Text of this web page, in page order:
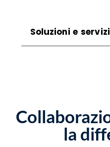
Soluzioni e
Cannalonga
Consulenza Per
11 Cannalonga
Consulenza Per
la